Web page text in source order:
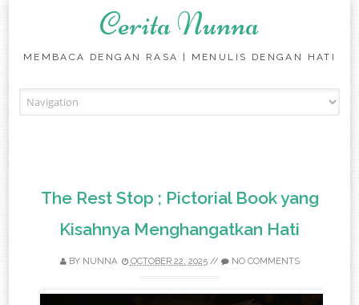
Cerita Nunna
MEMBACA DENGAN RASA | MENULIS DENGAN HATI
The Rest Stop ; Pictorial Book yang
Kisahnya Menghangatkan Hati
BY NUNNA OCTOBER 22, 2025// NO COMMENTS